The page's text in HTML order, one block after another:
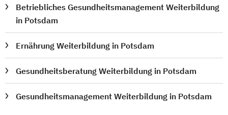
Betriebliches Gesundheitsmanagement Weiterbildung
in Potsdam
Ernährung Weiterbildung in Potsdam
Gesundheitsberatung Weiterbildung in Potsdam
Gesundheitsmanagement Weiterbildung in Potsdam